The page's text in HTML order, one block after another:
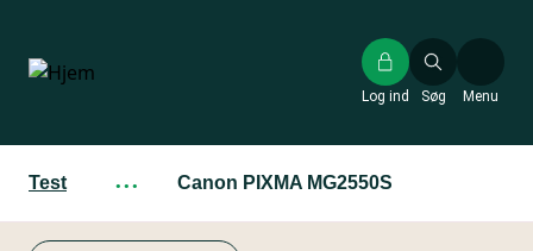
hovedindhold
Søg
Log ind Menu
Test ··· Canon PIXMA MG2550S